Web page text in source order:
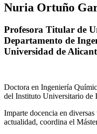
Nuria Ortuño
Profesora Titular de
Departamento de
Universidad de
Doctora en Ingeniería
del Instituto Universitario de
Imparte docencia en
actualidad, coordina el